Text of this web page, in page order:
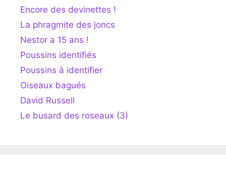
Encore des devinettes !
La phragmite des joncs
Nestor a 15 ans !
Poussins identifiés
Poussins à identifier
Oiseaux bagués
David Russell
Le busard des roseaux (3)